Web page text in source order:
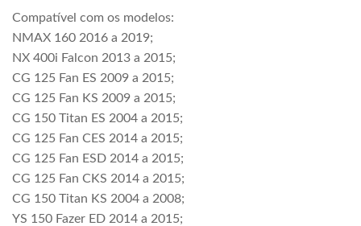
Compatível com os modelos:
NMAX 160 2016 a 2019;
NX 400i Falcon 2013 a 2015;
CG 125 Fan ES 2009 a 2015;
CG 125 Fan KS 2009 a 2015;
CG 150 Titan ES 2004 a 2015;
CG 125 Fan CES 2014 a 2015;
CG 125 Fan ESD 2014 a 2015;
CG 125 Fan CKS 2014 a 2015;
CG 150 Titan KS 2004 a 2008;
YS 150 Fazer ED 2014 a 2015;